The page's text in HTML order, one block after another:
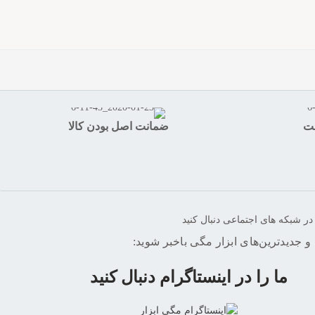
ضمانت اصل بودن کالا
شبکه های اجتماعی دنبال کنید
و جدیدترین‌های ابزار مگی باخبر شوید:
ما را در اینستاگرام دنبال کنید